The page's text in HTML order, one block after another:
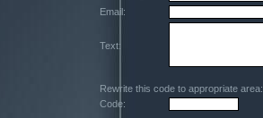
Email:
Text:
Rewrite this code to appropriate area:
Code: